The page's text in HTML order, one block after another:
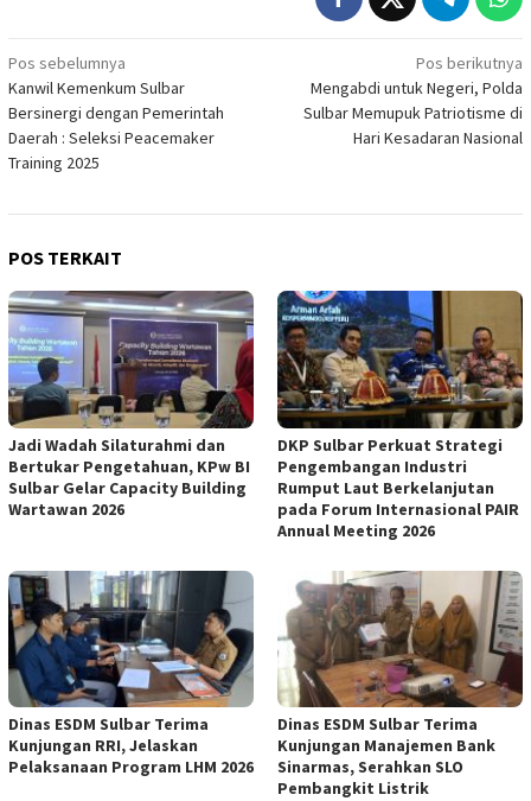
Navigasi
pos
Pos sebelumnya
Kanwil Kemenkum Sulbar
Bersinergi dengan Pemerintah
Daerah : Seleksi Peacemaker
Training 2025
Pos berikutnya
Mengabdi untuk Negeri, Polda
Sulbar Memupuk Patriotisme di
Hari Kesadaran Nasional
POS TERKAIT
Jadi Wadah Silaturahmi dan
Bertukar Pengetahuan, KPw BI
Sulbar Gelar Capacity Building
Wartawan 2026
DKP Sulbar Perkuat Strategi
Pengembangan Industri
Rumput Laut Berkelanjutan
pada Forum Internasional PAIR
Annual Meeting 2026
Dinas ESDM Sulbar Terima
Kunjungan RRI, Jelaskan
Pelaksanaan Program LHM 2026
Dinas ESDM Sulbar Terima
Kunjungan Manajemen Bank
Sinarmas, Serahkan SLO
Pembangkit Listrik